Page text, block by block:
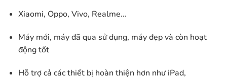
Xiaomi, Oppo, Vivo, Realme…
Máy mới, máy đã qua sử dụng, máy đẹp và còn hoạt
động tốt
Hỗ trợ cả các thiết bị hoàn thiện hơn như iPad,